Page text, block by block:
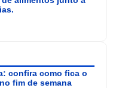
confira como fica o
fim de semana